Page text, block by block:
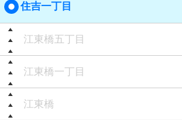
住吉一丁目
江東橋五丁目
江東橋一丁目
江東橋